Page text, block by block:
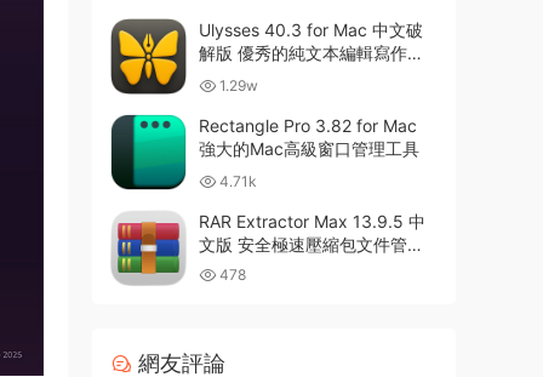
Ulysses 40.3 for Mac 中文破
解版 優秀的純文本編輯寫作軟
件 1.29w
Rectangle Pro 3.82 for Mac
強大的Mac高級窗口管理工具
4.71k
RAR Extractor Max 13.9.5 中
文版 安全極速壓縮包文件管理
器 478
網友評論